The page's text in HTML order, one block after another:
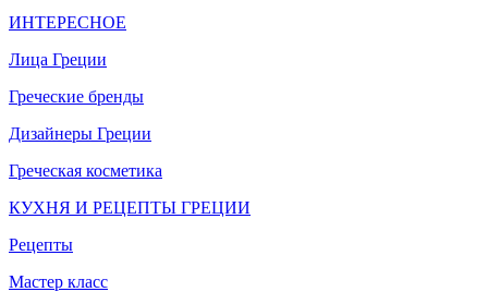
ИНТЕРЕСНОЕ
Лица Греции
Греческие бренды
Дизайнеры Греции
Греческая косметика
КУХНЯ И РЕЦЕПТЫ ГРЕЦИИ
Рецепты
Мастер класс